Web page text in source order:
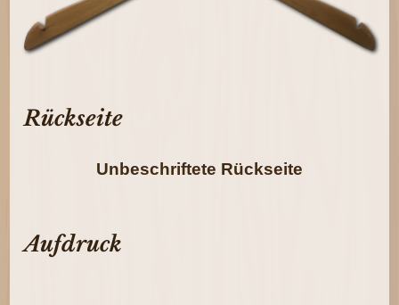
Rückseite
Unbeschriftete Rückseite
Aufdruck